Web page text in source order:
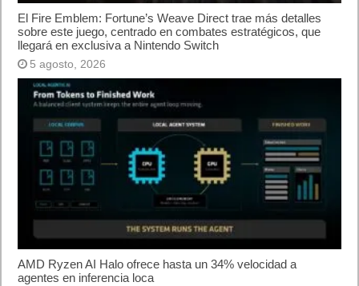
El Fire Emblem: Fortune’s Weave Direct trae más detalles
sobre este juego, centrado en combates estratégicos, que
llegará en exclusiva a Nintendo Switch
5 agosto, 2026
AMD Ryzen AI Halo ofrece hasta un 34% velocidad a
agentes en inferencia loca